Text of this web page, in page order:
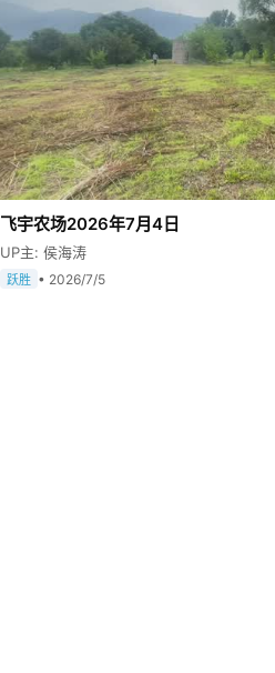
飞宇农场2026年7月4日
UP主: 侯海涛
跃胜 • 2026/7/5